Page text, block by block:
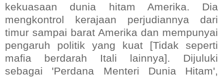
kekuasaan dunia hitam Amerika. Dia
mengkontrol kerajaan perjudiannya dari
timur sampai barat Amerika dan mempunyai
pengaruh politik yang kuat [Tidak seperti
mafia berdarah Itali lainnya]. Dijuluki
sebagai 'Perdana Menteri Dunia Hitam',